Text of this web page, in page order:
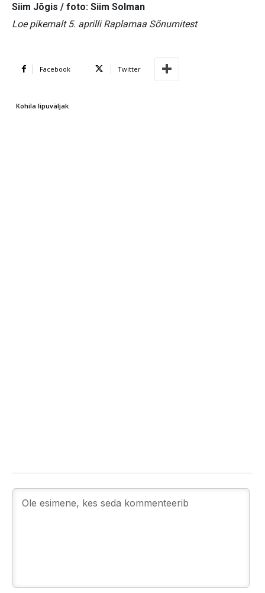
Siim Jõgis / foto: Siim Solman
Loe pikemalt 5. aprilli Raplamaa Sõnumitest
Facebook Twitter
Kohila lipuväljak